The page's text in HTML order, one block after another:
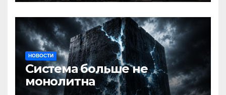
НОВОСТИ
Система больше не
монолитна